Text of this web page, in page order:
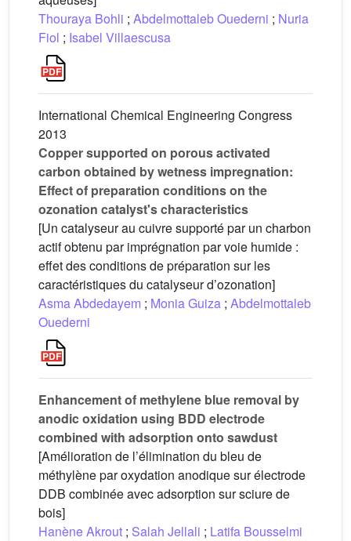
Thouraya Bohli ; Abdelmottaleb Ouederni ; Nuria
Fiol ; Isabel Villaescusa
International Chemical Engineering Congress
2013
Copper supported on porous activated
carbon obtained by wetness impregnation:
Effect of preparation conditions on the
ozonation catalyst's characteristics
[Un catalyseur au cuivre supporté par un charbon
actif obtenu par imprégnation par voie humide :
effet des conditions de préparation sur les
caractéristiques du catalyseur d’ozonation]
Asma Abdedayem ; Monia Guiza ; Abdelmottaleb
Ouederni
Enhancement of methylene blue removal by
anodic oxidation using BDD electrode
combined with adsorption onto sawdust
[Amélioration de l’élimination du bleu de
méthylène par oxydation anodique sur électrode
DDB combinée avec adsorption sur sciure de
bois]
Hanène Akrout ; Salah Jellali ; Latifa Bousselmi